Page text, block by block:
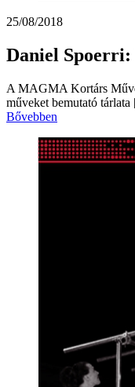
25/08/2018
Daniel Spoerri:
A MAGMA Kortárs
műveket bemutató
Bővebben